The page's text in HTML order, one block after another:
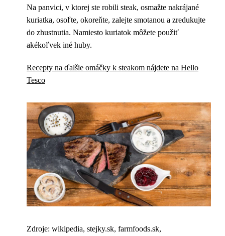
Na panvici, v ktorej ste robili steak, osmažte nakrájané
kuriatka, osoľte, okoreňte, zalejte smotanou a zredukujte
do zhustnutia. Namiesto kuriatok môžete použiť
akékoľvek iné huby.
Recepty na ďalšie omáčky k steakom nájdete na Hello
Tesco
Zdroje: wikipedia, stejky.sk, farmfoods.sk,